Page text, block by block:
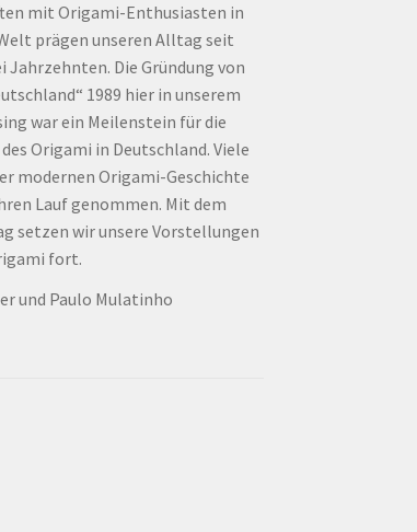
mit Origami-Enthusiasten in
prägen unseren Alltag seit
Jahrzehnten. Die Gründung von
1989 hier in unserem
war ein Meilenstein für die
Origami in Deutschland. Viele
modernen Origami-Geschichte
Lauf genommen. Mit dem
setzen wir unsere Vorstellungen
fort.
und Paulo Mulatinho